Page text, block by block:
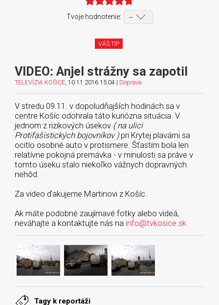
Tvoje hodnotenie:
VÁŠ TIP
VIDEO: Anjel strážny sa zapotil
TELEVÍZIA KOŠICE, 10.11.2016 15:04 | Doprava
V stredu 09.11. v dopoludňajších hodinách sa v
centre Košíc odohrala táto kuriózna situácia. V
jednom z rizikových úsekov ( na ulici
Protifašistických bojovníkov )pri Krytej plavárni sa
ocitlo osobné auto v protismere. Šťastím bola len
relatívne pokojná premávka - v minulosti sa práve v
tomto úseku stalo niekoľko vážnych dopravných
nehôd.
Za video ďakujeme Martinovi z Košíc.
Ak máte podobné zaujímavé fotky alebo videá,
neváhajte a kontaktujte nás na info@tvkosice.sk
Tagy k reportáži